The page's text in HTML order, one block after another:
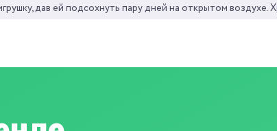
дав ей подсохнуть пару дней на открытом воздухе.